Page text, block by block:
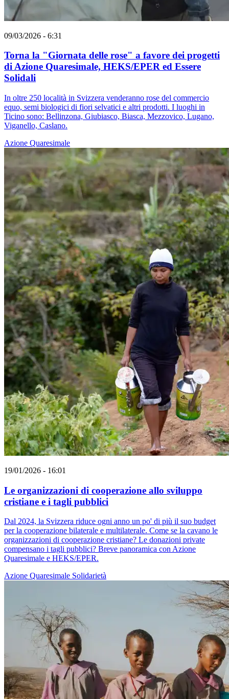
09/03/2026 - 6:31
Torna la "Giornata delle rose" a favore dei progetti
di Azione Quaresimale, HEKS/EPER ed Essere
Solidali
In oltre 250 località in Svizzera venderanno rose del commercio
equo, semi biologici di fiori selvatici e altri prodotti. I luoghi in
Ticino sono: Bellinzona, Giubiasco, Biasca, Mezzovico, Lugano,
Viganello, Caslano.
Azione Quaresimale
19/01/2026 - 16:01
Le organizzazioni di cooperazione allo sviluppo
cristiane e i tagli pubblici
Dal 2024, la Svizzera riduce ogni anno un po' di più il suo budget
per la cooperazione bilaterale e multilaterale. Come se la cavano le
organizzazioni di cooperazione cristiane? Le donazioni private
compensano i tagli pubblici? Breve panoramica con Azione
Quaresimale e HEKS/EPER.
Azione Quaresimale Solidarietà